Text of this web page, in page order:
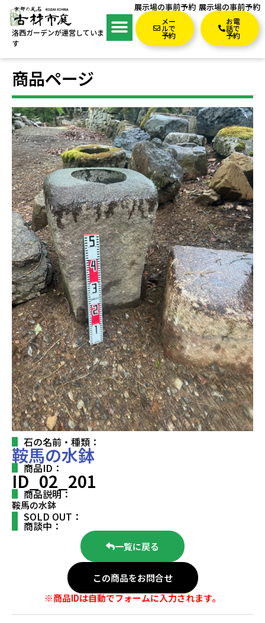
洛西ガーデンが運営していま
す
展示場の事前予約
メー
ルで
予約
展示場の事前予約
お電
話で
予約
商品ページ
石の名前・種類：
鞍馬の水鉢
商品ID：
ID_02_201
商品説明：
鞍馬の水鉢
SOLD OUT：
商談中：
一覧に戻る
この商品をお問合せ
※商品IDは自動でフォームに入力されます。